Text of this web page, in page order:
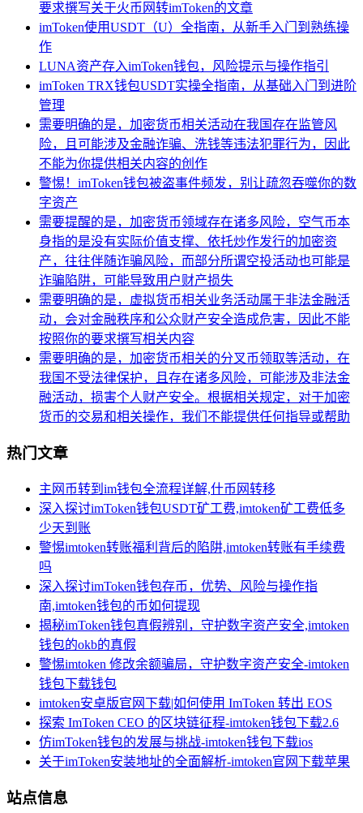
要求撰写关于火币网转imToken的文章
imToken使用USDT（U）全指南，从新手入门到熟练操
作
LUNA资产存入imToken钱包，风险提示与操作指引
imToken TRX钱包USDT实操全指南，从基础入门到进阶
管理
需要明确的是，加密货币相关活动在我国存在监管风
险，且可能涉及金融诈骗、洗钱等违法犯罪行为，因此
不能为你提供相关内容的创作
警惕！imToken钱包被盗事件频发，别让疏忽吞噬你的数
字资产
需要提醒的是，加密货币领域存在诸多风险，空气币本
身指的是没有实际价值支撑、依托炒作发行的加密资
产，往往伴随诈骗风险，而部分所谓空投活动也可能是
诈骗陷阱，可能导致用户财产损失
需要明确的是，虚拟货币相关业务活动属于非法金融活
动，会对金融秩序和公众财产安全造成危害，因此不能
按照你的要求撰写相关内容
需要明确的是，加密货币相关的分叉币领取等活动，在
我国不受法律保护，且存在诸多风险，可能涉及非法金
融活动，损害个人财产安全。根据相关规定，对于加密
货币的交易和相关操作，我们不能提供任何指导或帮助
热门文章
主网币转到im钱包全流程详解,什币网转移
深入探讨imToken钱包USDT矿工费,imtoken矿工费低多
少天到账
警惕imtoken转账福利背后的陷阱,imtoken转账有手续费
吗
深入探讨imToken钱包存币，优势、风险与操作指
南,imtoken钱包的币如何提现
揭秘imToken钱包真假辨别，守护数字资产安全,imtoken
钱包的okb的真假
警惕imtoken 修改余额骗局，守护数字资产安全-imtoken
钱包下载钱包
imtoken安卓版官网下载|如何使用 ImToken 转出 EOS
探索 ImToken CEO 的区块链征程-imtoken钱包下载2.6
仿imToken钱包的发展与挑战-imtoken钱包下载ios
关于imToken安装地址的全面解析-imtoken官网下载苹果
站点信息